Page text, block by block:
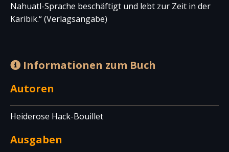
Nahuatl-Sprache beschäftigt und lebt zur Zeit in der
Karibik.“ (Verlagsangabe)
Informationen zum Buch
Autoren
Heiderose Hack-Bouillet
Ausgaben